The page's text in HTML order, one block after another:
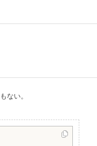
ない。